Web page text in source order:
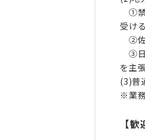
①禁
受け
②佐
③日
を主
(3)普
※業
【歓